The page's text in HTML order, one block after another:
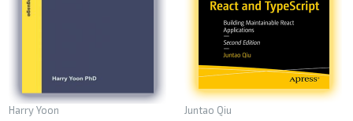
Harry Yoon Juntao Qiu